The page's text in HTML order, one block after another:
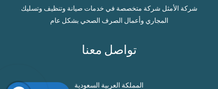
شركة الأمثل شركة متخصصة في خدمات صيانة وتنظيف وتسليك
المجاري وأعمال الصرف الصحي بشكل عام
تواصل معنا
المملكة العربية السعودية